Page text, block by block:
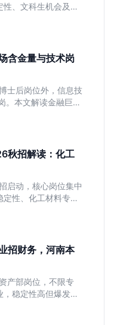
、文科生机会及决
投递。
含金量与技术岗
士后岗位外，信息技
。本文解读金融巨头
值，助你快速判断
秋招解读：化工
启动，核心岗位集中
性、化工材料专业
判断是否值得投
招财务，河南本
产部岗位，不限专
稳定性高但爆发涨
景经验的应届生。